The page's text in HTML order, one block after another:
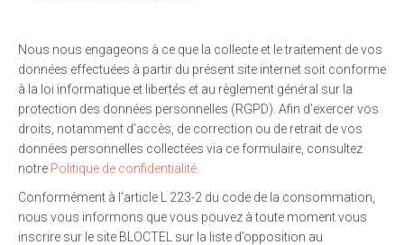
Nous nous engageons à ce que la collecte et le traitement de vos
données effectuées à partir du présent site internet soit conforme
à la loi informatique et libertés et au règlement général sur la
protection des données personnelles (RGPD). Afin d’exercer vos
droits, notamment d’accès, de correction ou de retrait de vos
données personnelles collectées via ce formulaire, consultez
notre Politique de confidentialité
Conformément à l’article L 223-2 du code de la consommation,
nous vous informons que vous pouvez à toute moment vous
inscrire sur le site BLOCTEL sur la liste d’opposition au